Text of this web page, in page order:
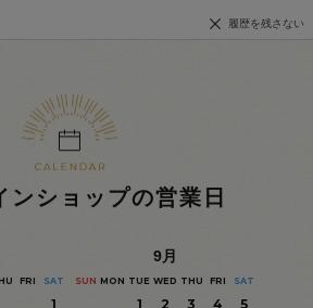
履歴を残さない
ンショップの営業日
FRI SAT
1
9月
SUN MON TUE WED THU FRI SAT
1 2 3 4
5